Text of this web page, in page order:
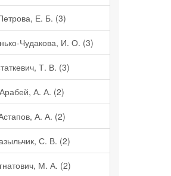
Е. Б. (3)
Чудакова, И. О. (3)
Т. В. (3)
Арабей, А. А. (2)
А. А. (2)
С. В. (2)
М. А. (2)